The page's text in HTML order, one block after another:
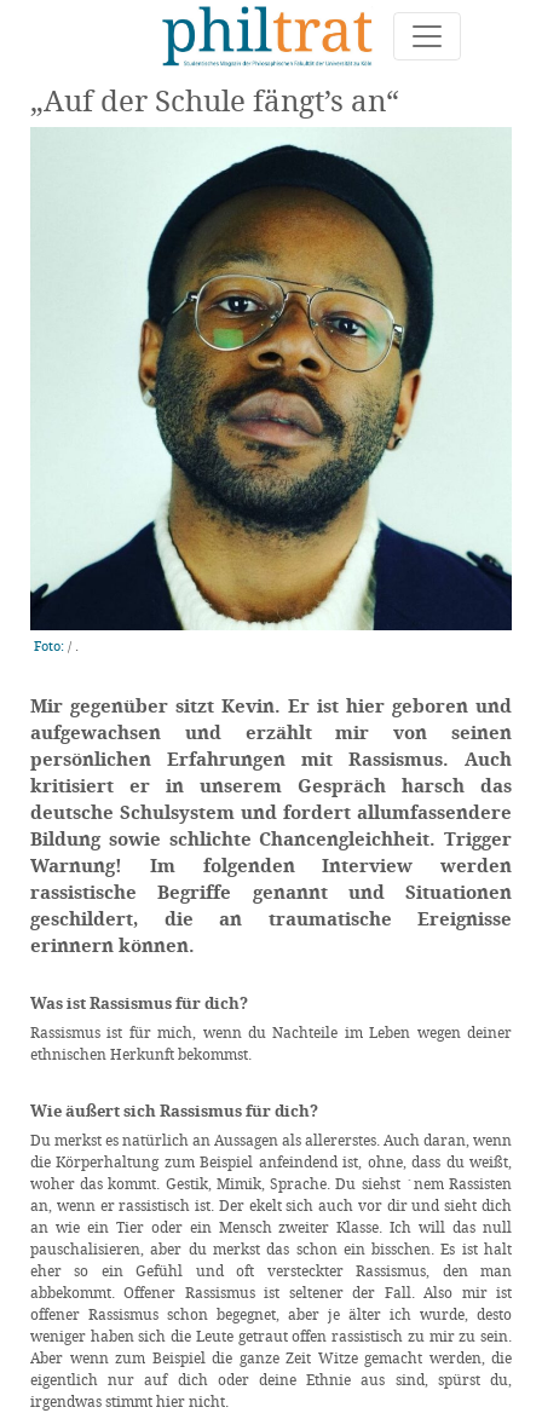
„Auf der Schule fängt’s an“
Foto: /
Mir gegenüber sitzt Kevin. Er ist hier geboren und
aufgewachsen und erzählt mir von seinen
persönlichen Erfahrungen mit Rassismus. Auch
kritisiert er in unserem Gespräch harsch das
deutsche Schulsystem und fordert allumfassendere
Bildung sowie schlichte Chancengleichheit. Trigger
Warnung! Im folgenden Interview werden
rassistische Begriffe genannt und Situationen
geschildert, die an traumatische Ereignisse
erinnern können.
Was ist Rassismus für dich?
Rassismus ist für mich, wenn du Nachteile im Leben wegen deiner
ethnischen Herkunft bekommst.
Wie äußert sich Rassismus für dich?
Du merkst es natürlich an Aussagen als allererstes. Auch daran, wenn
die Körperhaltung zum Beispiel anfeindend ist, ohne, dass du weißt,
woher das kommt. Gestik, Mimik, Sprache. Du siehst ´nem Rassisten
an, wenn er rassistisch ist. Der ekelt sich auch vor dir und sieht dich
an wie ein Tier oder ein Mensch zweiter Klasse. Ich will das null
pauschalisieren, aber du merkst das schon ein bisschen. Es ist halt
eher so ein Gefühl und oft versteckter Rassismus, den man
abbekommt. Offener Rassismus ist seltener der Fall. Also mir ist
offener Rassismus schon begegnet, aber je älter ich wurde, desto
weniger haben sich die Leute getraut offen rassistisch zu mir zu sein.
Aber wenn zum Beispiel die ganze Zeit Witze gemacht werden, die
eigentlich nur auf dich oder deine Ethnie aus sind, spürst du,
irgendwas stimmt hier nicht.